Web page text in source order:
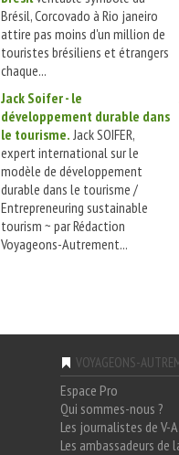
Brésil, Corcovado à Rio janeiro
attire pas moins d'un million de
touristes brésiliens et étrangers
chaque...
Jack Soifer - le
développement durable dans
le tourisme. Jack SOIFER,
expert international sur le
modèle de développement
durable dans le tourisme /
Entrepreneuring sustainable
tourism ~ par Rédaction
Voyageons-Autrement...
VOYAGEONS-
Espace Pro
Qui sommes-nous ?
Les journalistes de V-A
Les ambassadeurs de